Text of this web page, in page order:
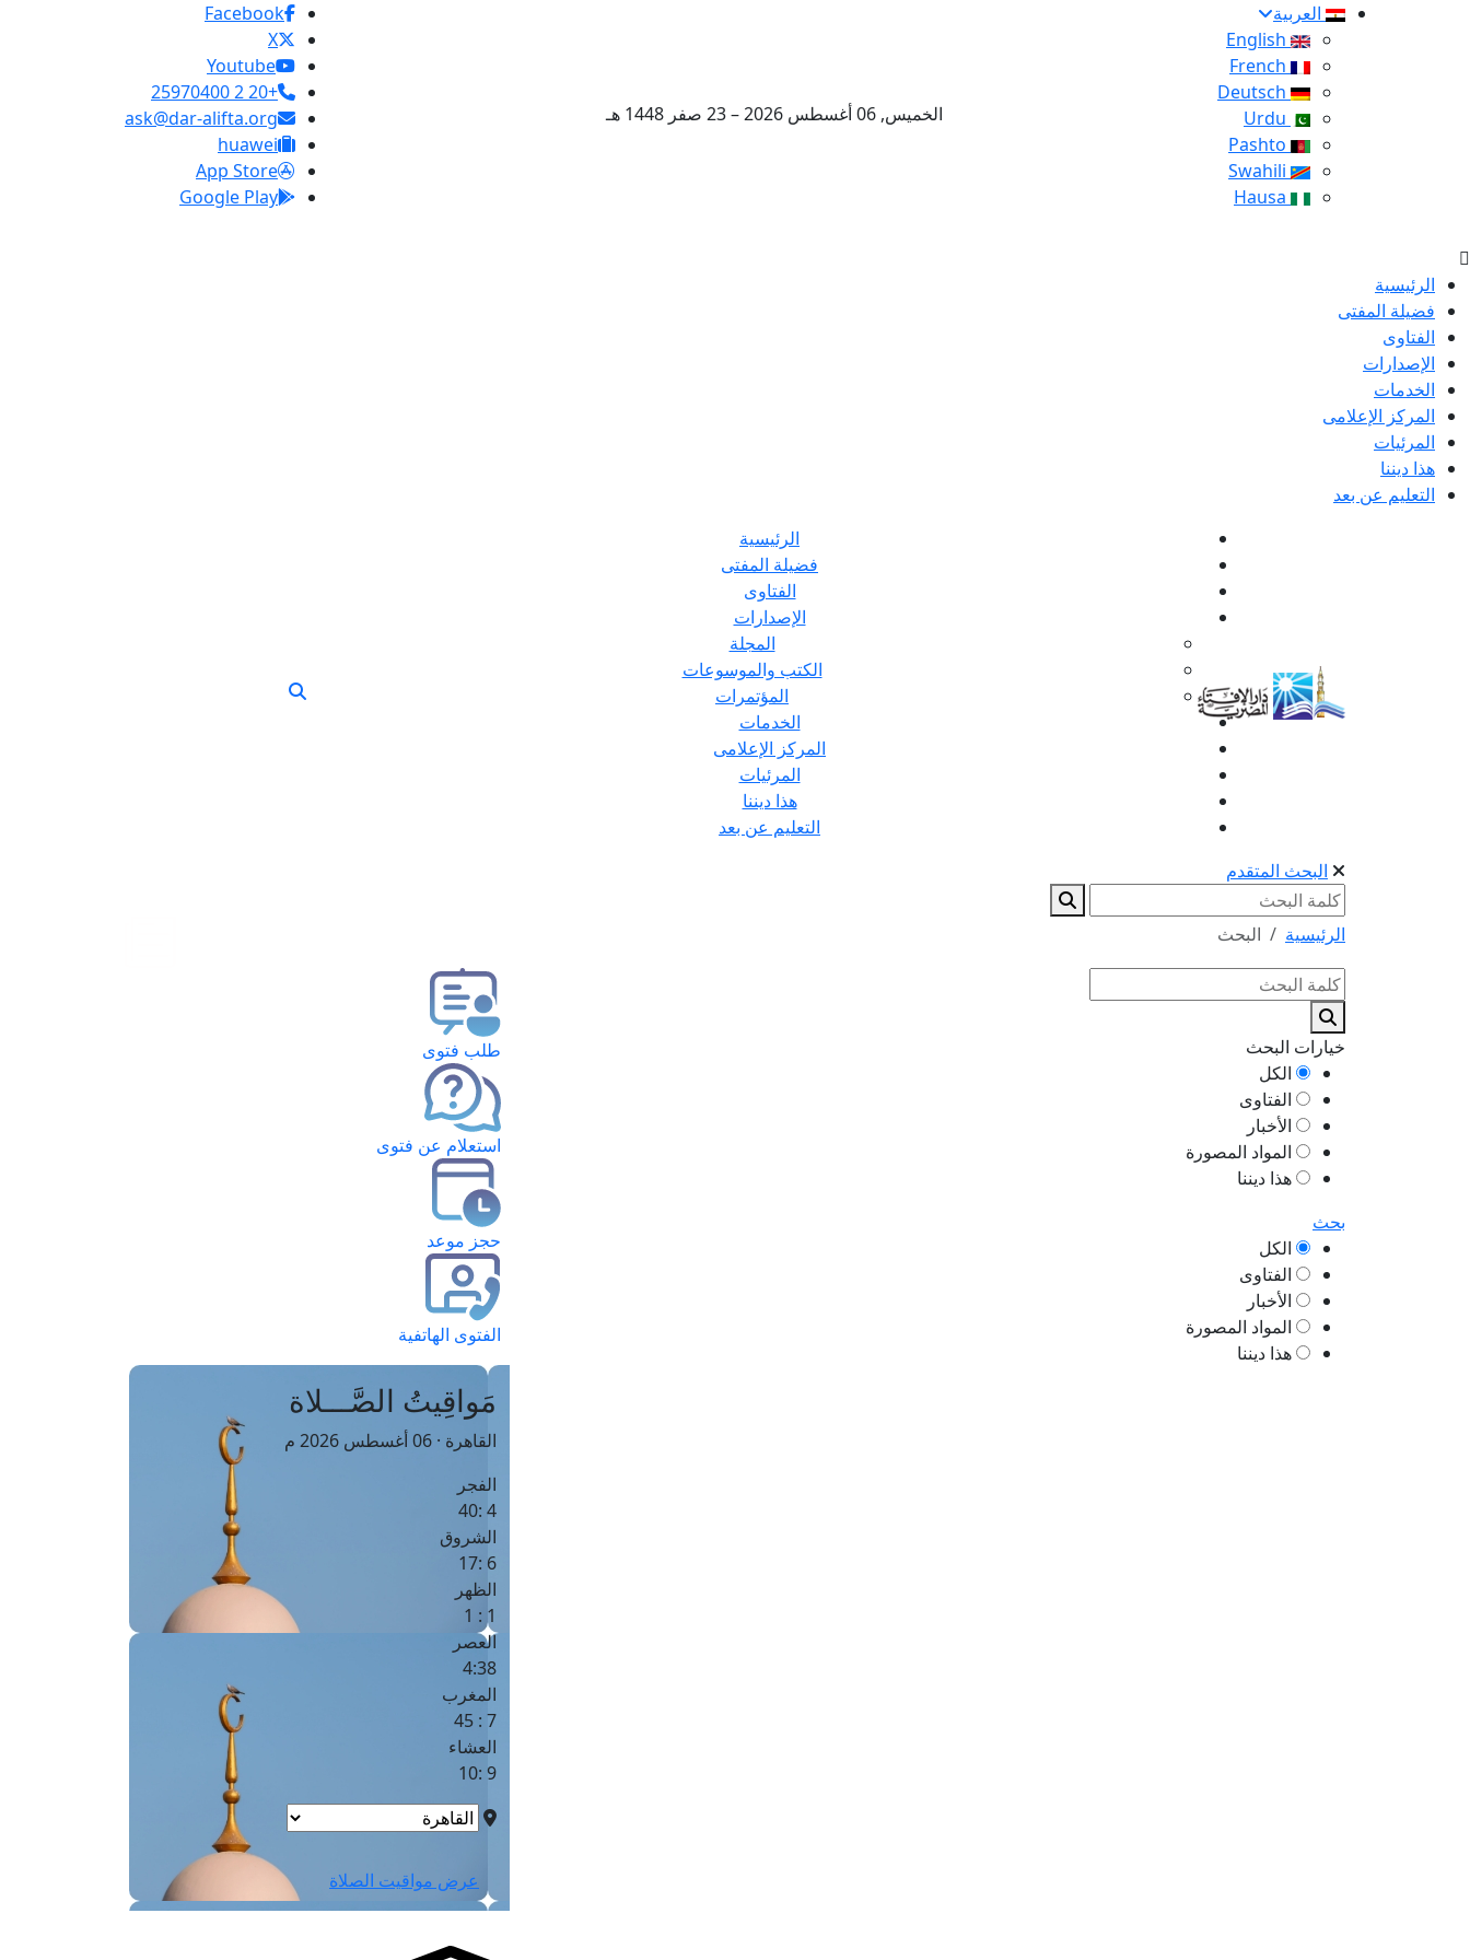
العربية
الخميس, 06 أغسطس 2026 – 23 صفر 1448 هـ
Facebook
X
Youtube
+20 2 25970400
ask@dar-alifta.org
huawei
App Store
Google Play
الرئيسية
فضيلة المفتى
الفتاوى
الإصدارات
الخدمات
المركز الإعلامى
المرئيات
هذا ديننا
التعليم عن بعد
الرئيسية
فضيلة المفتى
الفتاوى
الإصدارات
المجلة
الكتب والموسوعات
المؤتمرات
الخدمات
المركز الإعلامى
المرئيات
هذا ديننا
التعليم عن بعد
البحث المتقدم
الرئيسية البحث
خيارات البحث
الكل
الفتاوى
الأخبار
المواد المصورة
هذا ديننا
بحث
الكل
الفتاوى
الأخبار
المواد المصورة
هذا ديننا
طلب فتوى
استعلام عن فتوى
حجز موعد
الفتوى الهاتفية
مَواقِيتُ الصَّـــلاة
القاهرة · 06 أغسطس 2026 م
الفجر
4 :40
الشروق
6 :17
الظهر
1 : 1
العصر
4:38
المغرب
7 : 45
العشاء
9 :10
عرض مواقيت الصلاة